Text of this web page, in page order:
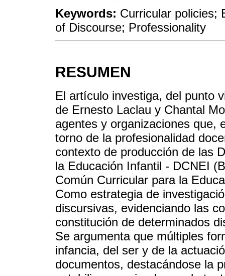
Keywords: Curricular policies;
of Discourse; Professionality
RESUMEN
El artículo investiga, del punto
de Ernesto Laclau y Chantal
agentes y organizaciones que,
torno de la profesionalidad
contexto de producción de las
la Educación Infantil - DCNEI
Común Curricular para la
Como estrategia de
discursivas, evidenciando las
constitución de determinados
Se argumenta que múltiples
infancia, del ser y de la
documentos, destacándose la